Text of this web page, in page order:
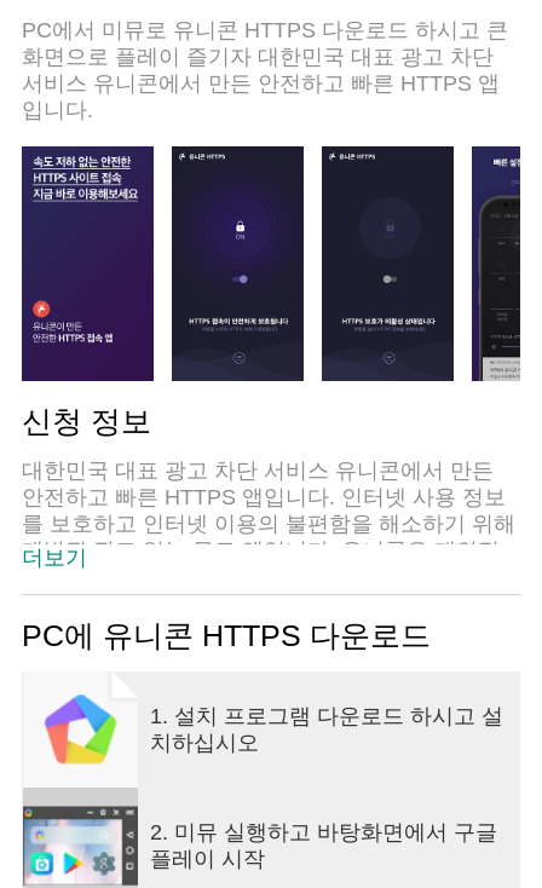
PC에서 미뮤로 유니콘 HTTPS 다운로드 하시고 큰
화면으로 플레이 즐기자 대한민국 대표 광고 차단
서비스 유니콘에서 만든 안전하고 빠른 HTTPS 앱
입니다.
신청 정보
대한민국 대표 광고 차단 서비스 유니콘에서 만든
안전하고 빠른 HTTPS 앱입니다. 인터넷 사용 정보
를 보호하고 인터넷 이용의 불편함을 해소하기 위해
개발된 광고 없는 무료 앱입니다. 유니콘은 개인정
대표 기능
• 손쉬운 DNS 변경(1.1.1.1, 8.8.8.8)
• HTTPS SNI 필드 정보 보호
• 속도 저하 없이 HTTP/HTTPS 접속
• 모든 브라우저 지원
대한민국 500만 다운로드 달성!
유니콘 팀이 만든 안전하고 빠른 HTTPS 앱입니다.
더보기
PC에 유니콘 HTTPS 다운로드
1. 설치 프로그램 다운로드 하시고 설
치하십시오
2. 미뮤 실행하고 바탕화면에서 구글
플레이 시작